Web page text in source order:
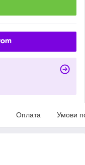
Оплата Умови